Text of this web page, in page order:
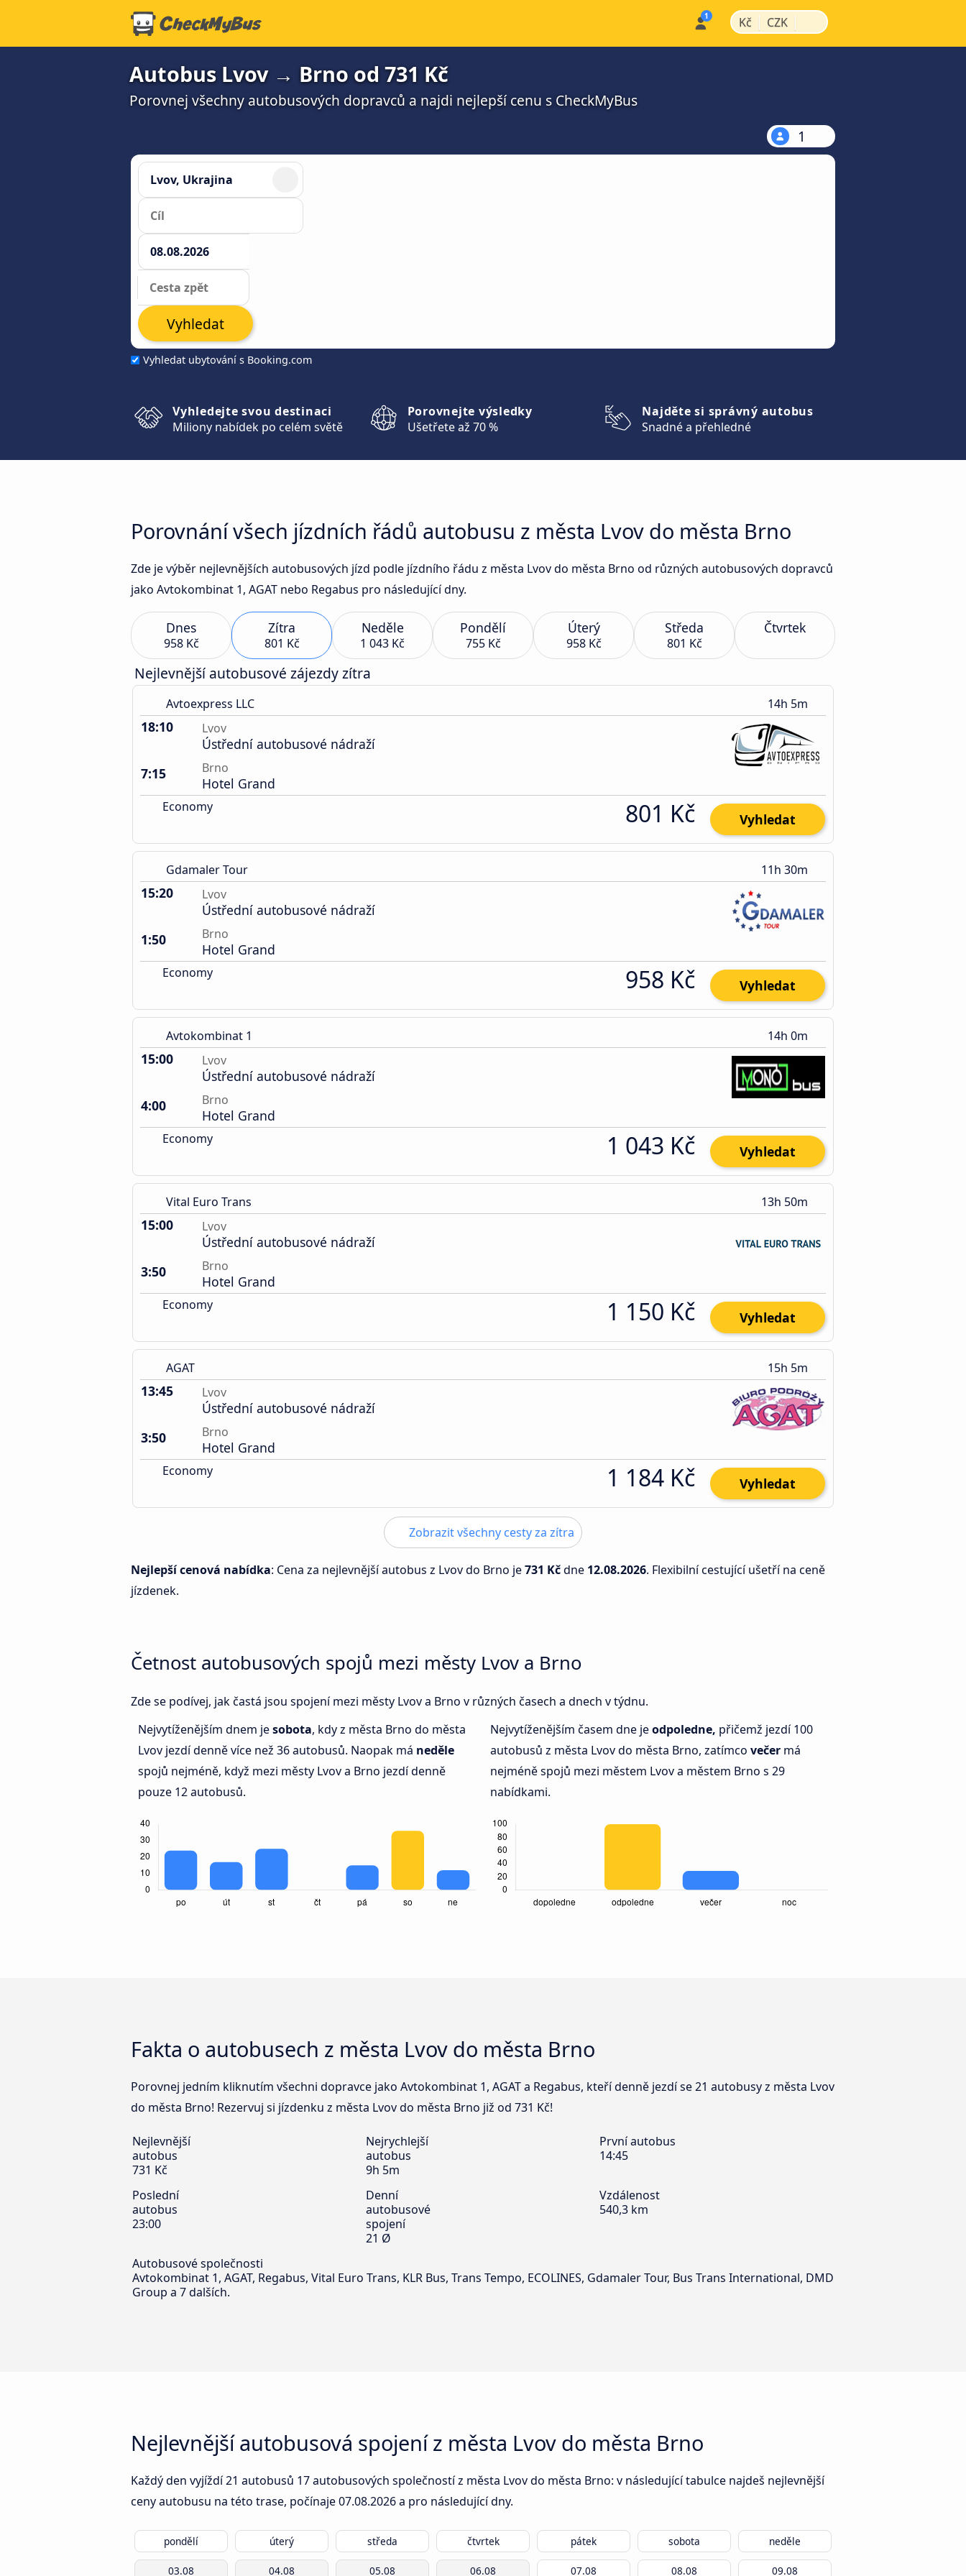
Kč | CZK |
Autobus Lvov → Brno od 731 Kč
Porovnej všechny autobusových dopravců a najdi nejlepší cenu s CheckMyBus
1
Vyhledat ubytování s Booking.com
Vyhledat
Vyhledejte svou destinaci
Miliony nabídek po celém světě
Porovnejte výsledky
Ušetřete až 70 %
Najděte si správný autobus
Snadné a přehledné
Porovnání všech jízdních řádů autobusu z města Lvov do města Brno
Zde je výběr nejlevnějších autobusových jízd podle jízdního řádu z města Lvov do města Brno od různých autobusových dopravců
jako Avtokombinat 1, AGAT nebo Regabus pro následující dny.
Dnes
958 Kč
Zítra
801 Kč
Neděle
1 043 Kč
Pondělí
755 Kč
Úterý
958 Kč
Středa
801 Kč
Čtvrtek
Nejlevnější autobusové zájezdy zítra
Avtoexpress LLC 14h 5m
18:10 Lvov
Ústřední autobusové nádraží
7:15
Brno
Hotel Grand
Economy 801 Kč Vyhledat
Gdamaler Tour 11h 30m
15:20 Lvov
Ústřední autobusové nádraží
1:50
Brno
Hotel Grand
Economy 958 Kč Vyhledat
Avtokombinat 1 14h 0m
15:00 Lvov
Ústřední autobusové nádraží
4:00
Brno
Hotel Grand
Economy 1 043 Kč Vyhledat
Vital Euro Trans 13h 50m
15:00 Lvov
Ústřední autobusové nádraží
3:50
Brno
Hotel Grand
Economy 1 150 Kč Vyhledat
AGAT 15h 5m
13:45 Lvov
Ústřední autobusové nádraží
3:50
Brno
Hotel Grand
Economy 1 184 Kč Vyhledat
Zobrazit všechny cesty za zítra
Nejlepší cenová nabídka: Cena za nejlevnější autobus z Lvov do Brno je731 Kčdne 12.08.2026. Flexibilní cestující ušetří na ceně
jízdenek.
Četnost autobusových spojů mezi městy Lvov a Brno
Zde se podívej, jak častá jsou spojení mezi městy Lvov a Brno v různých časech a dnech v týdnu.
Nejvytíženějším dnem jesobota, kdy z města Brno do města
Lvov jezdí denně více než 36 autobusů. Naopak má neděle
spojů nejméně, když mezi městy Lvov a Brno jezdí denně
pouze 12 autobusů.
Nejvytíženějším časem dne jeodpoledne, přičemž jezdí 100
autobusů z města Lvov do města Brno, zatímco večer má
nejméně spojů mezi městem Lvov a městem Brno s 29
nabídkami.
Fakta o autobusech z města Lvov do města Brno
Porovnej jedním kliknutím všechni dopravce jako Avtokombinat 1, AGAT a Regabus, kteří denně jezdí se 21 autobusy z města Lvov
do města Brno! Rezervuj si jízdenku z města Lvov do města Brno již od 731 Kč!
Nejlevnější
autobus
731 Kč
Nejrychlejší
autobus
9h 5m
První autobus
14:45
Poslední
autobus
23:00
Denní
autobusové
spojení
21 Ø
Vzdálenost
540,3 km
Autobusové společnosti
Avtokombinat 1, AGAT, Regabus, Vital Euro Trans, KLR Bus, Trans Tempo, ECOLINES, Gdamaler Tour, Bus Trans International, DMD
Group a 7 dalších.
Nejlevnější autobusová spojení z města Lvov do města Brno
Každý den vyjíždí 21 autobusů 17 autobusových společností z města Lvov do města Brno: v následující tabulce najdeš nejlevnější
ceny autobusu na této trase, počínaje07.08.2026a pro následující dny.
pondělí úterý středa čtvrtek pátek sobota neděle
03.08 04.08 05.08 06.08 07.08 08.08 09.08